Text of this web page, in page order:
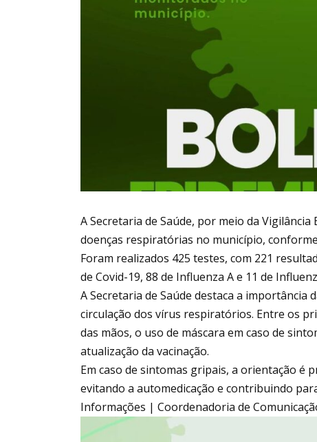
A Secretaria de Saúde, por meio da
doenças respiratórias no município,
Foram realizados 425 testes, com 221
de Covid-19, 88 de Influenza A e 11 de
A Secretaria de Saúde destaca a importância
circulação dos vírus respiratórios. Entre os
das mãos, o uso de máscara em caso de
atualização da vacinação.
Em caso de sintomas gripais, a orientação é
evitando a automedicação e contribuindo
Informações | Coordenadoria de